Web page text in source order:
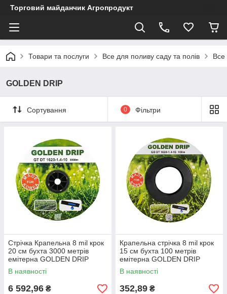
Торговий майданчик Агропродукт
Товари та послуги Все для поливу саду та полів Все
GOLDEN DRIP
Сортування 0 Фільтри
Стрічка Крапельна 8 mil крок
20 см бухта 3000 метрів
емітерна GOLDEN DRIP
В наявності
6 592,96 ₴
Крапельна стрічка 8 mil крок
15 см бухта 100 метрів
емітерна GOLDEN DRIP
В наявності
352,89 ₴